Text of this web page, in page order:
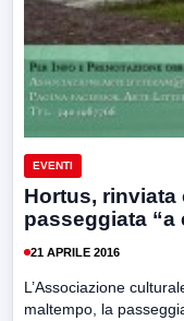
EVENTI
Hortus, rinviata
passeggiata “a
21 APRILE 2016
L’Associazione
maltempo, la